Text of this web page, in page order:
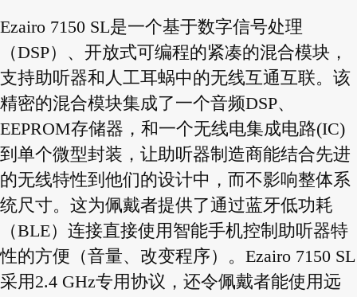
Ezairo 7150 SL是一个基于数字信号处理
（DSP）、开放式可编程的紧凑的混合模块，
支持助听器和人工耳蜗中的无线互通互联。该
精密的混合模块集成了一个音频DSP、
EEPROM存储器，和一个无线电集成电路(IC)
到单个微型封装，让助听器制造商能结合先进
的无线特性到他们的设计中，而不影响整体系
统尺寸。这为佩戴者提供了通过蓝牙低功耗
（BLE）连接直接使用智能手机控制助听器特
性的方便（音量、改变程序）。Ezairo 7150 SL
采用2.4 GHz专用协议，还令佩戴者能使用远